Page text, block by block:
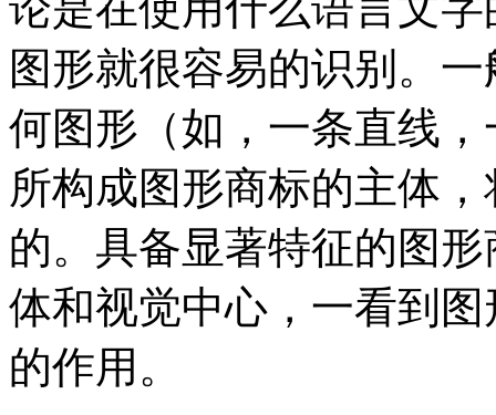
图形就很容易的识别。
何图形（如，一条直线
所构成图形商标的主体
的。具备显著特征的图
体和视觉中心，一看到
的作用。